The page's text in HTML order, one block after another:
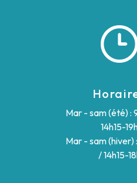
Mar - sam (été) :
14h15-
Mar - sam (hiver)
/ 14h15-